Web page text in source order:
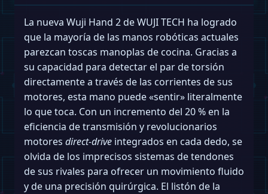
La nueva Wuji Hand 2 de WUJI TECH ha logrado
que la mayoría de las manos robóticas actuales
parezcan toscas manoplas de cocina. Gracias a
su capacidad para detectar el par de torsión
directamente a través de las corrientes de sus
motores, esta mano puede «sentir» literalmente
lo que toca. Con un incremento del 20 % en la
eficiencia de transmisión y revolucionarios
motores direct-drive integrados en cada dedo, se
olvida de los imprecisos sistemas de tendones
de sus rivales para ofrecer un movimiento fluido
y de una precisión quirúrgica. El listón de la